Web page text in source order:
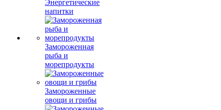
Энергетические
напитки
Замороженная
рыба и
морепродукты
Замороженные
овощи и грибы